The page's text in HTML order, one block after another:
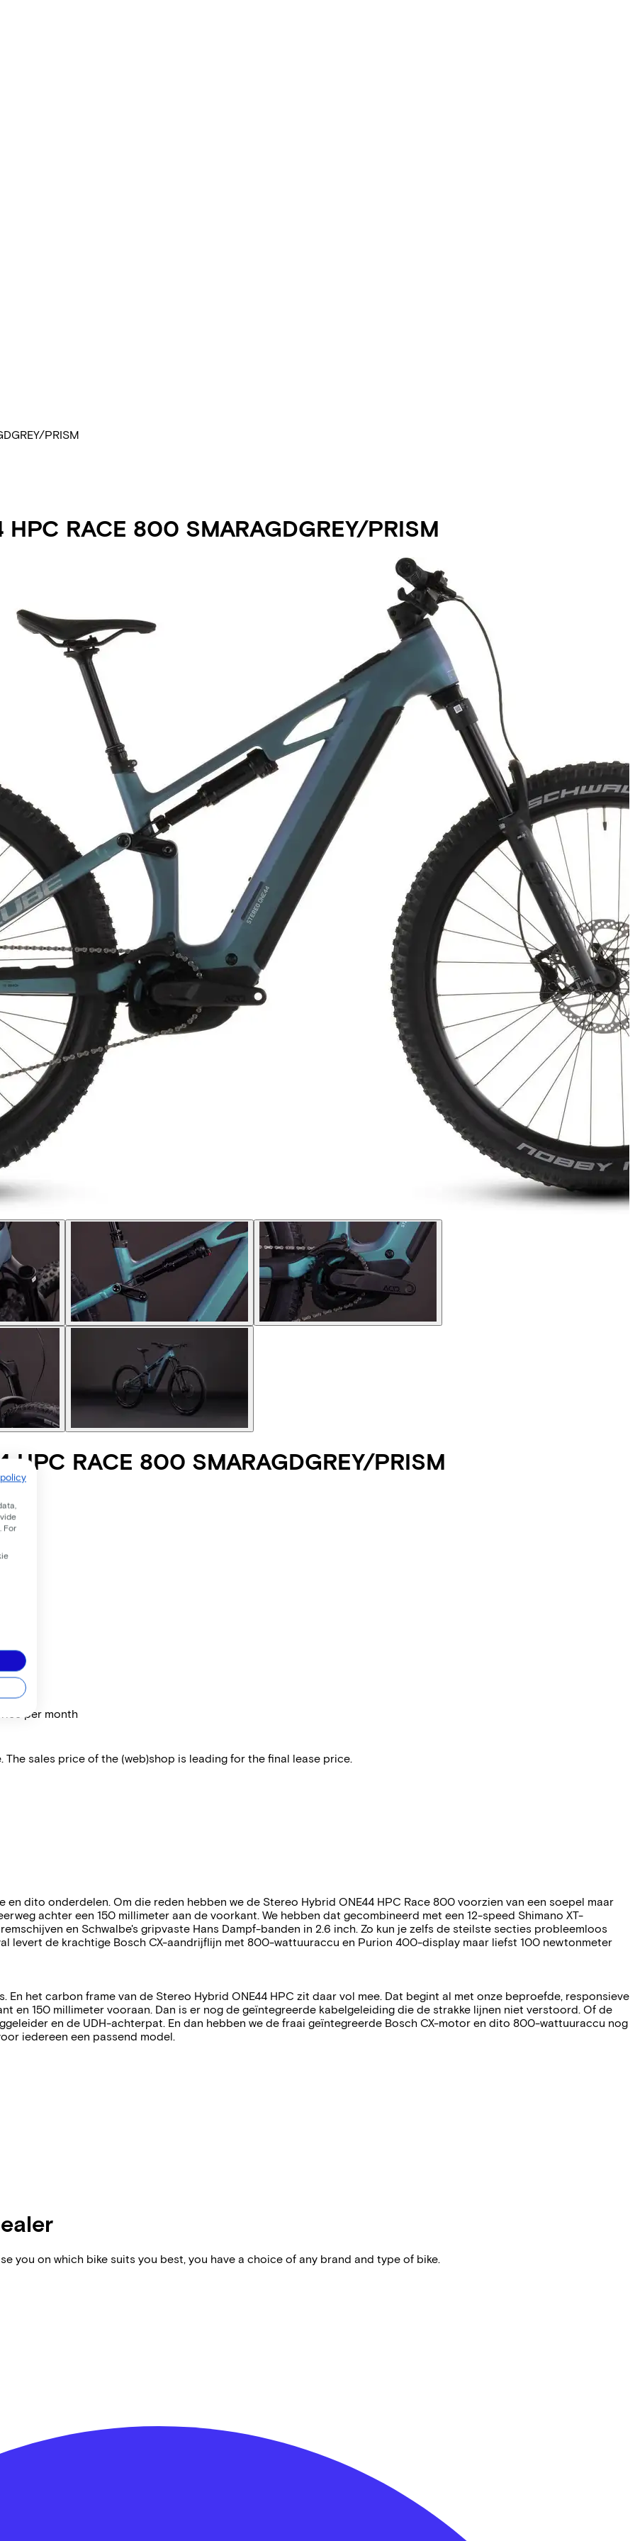
PRISM
HPC RACE 800 SMARAGDGREY/PRISM
HPC RACE 800 SMARAGDGREY/PRISM
per month
sales price of the (web)shop is leading for the final lease price.
dito onderdelen. Om die reden hebben we de Stereo Hybrid ONE44 HPC Race 800 voorzien van een soepel maar
achter een 150 millimeter aan de voorkant. We hebben dat gecombineerd met een 12-speed Shimano XT-
en Schwalbe's gripvaste Hans Dampf-banden in 2.6 inch. Zo kun je zelfs de steilste secties probleemloos
levert de krachtige Bosch CX-aandrijflijn met 800-wattuuraccu en Purion 400-display maar liefst 100 newtonmeter
En het carbon frame van de Stereo Hybrid ONE44 HPC zit daar vol mee. Dat begint al met onze beproefde, responsieve
en 150 millimeter vooraan. Dan is er nog de geïntegreerde kabelgeleiding die de strakke lijnen niet verstoord. Of de
en de UDH-achterpat. En dan hebben we de fraai geïntegreerde Bosch CX-motor en dito 800-wattuuraccu nog
iedereen een passend model.
you on which bike suits you best, you have a choice of any brand and type of bike.
. For